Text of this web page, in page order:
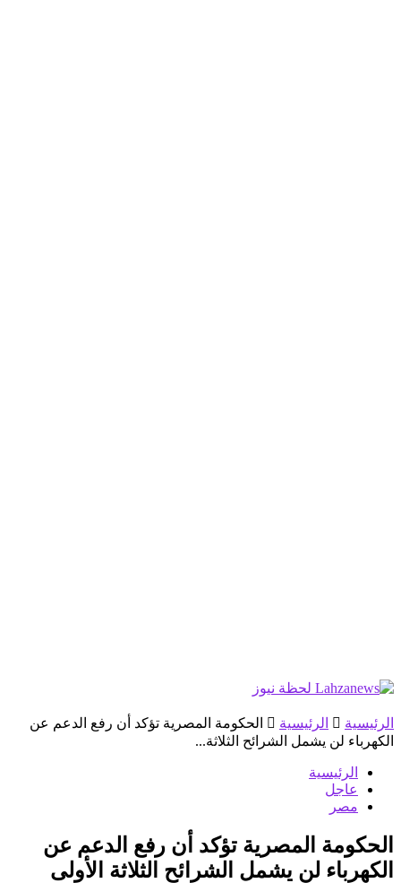
الرئيسية الرئيسية
الحكومة المصرية تؤكد أن رفع الدعم عن
الكهرباء لن يشمل الشرائح الثلاثة...
الرئيسية
عاجل
مصر
الحكومة المصرية تؤكد أن رفع الدعم عن
الكهرباء لن يشمل الشرائح الثلاثة الأولى